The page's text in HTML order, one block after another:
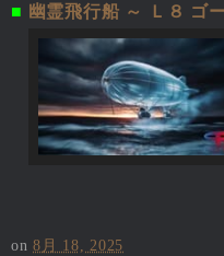
■ 幽霊飛行船 ～ Ｌ８ ゴ
on8月 18, 2025